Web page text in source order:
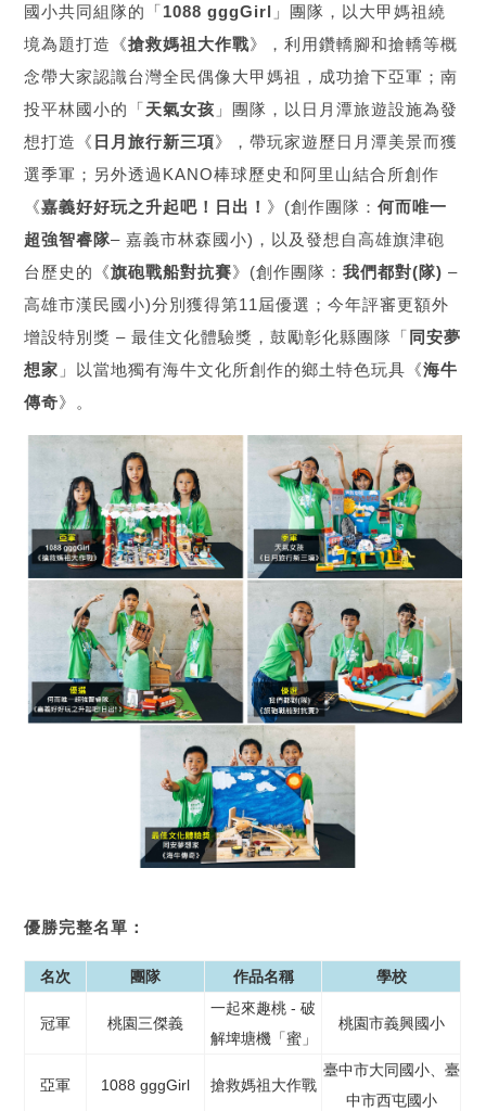
國小共同組隊的「1088 gggGirl 」團隊，以大甲媽祖繞
境為題打造《搶救媽祖大作戰》，利用鑽轎腳和搶轎等概
念帶大家認識台灣全民偶像大甲媽祖，成功搶下亞軍；南
投平林國小的「天氣女孩 」團隊，以日月潭旅遊設施為發
想打造《 日月旅行新三項》，帶玩家遊歷日月潭美景而獲
選季軍；另外透過KANO棒球歷史和阿里山結合所創作
《嘉義好好玩之升起吧！日出！ 》(創作團隊：何而唯一
超強智睿隊– 嘉義市林森國小)，以及發想自高雄旗津砲
台歷史的《旗砲戰船對抗賽》(創作團隊：我們都對(隊) –
高雄市漢民國小)分別獲得第11屆優選；今年評審更額外
增設特別獎 – 最佳文化體驗獎，鼓勵彰化縣團隊「 同安夢
想家 」以當地獨有海牛文化所創作的鄉土特色玩具《海牛
傳奇》。
優勝完整名單：
名次 團隊 作品名稱 學校
冠軍 桃園三傑義
一起來趣桃 - 破
解埤塘機「蜜」
桃園市義興國小
亞軍 1088 gggGirl 搶救媽祖大作戰
臺中市大同國小、臺
中市西屯國小